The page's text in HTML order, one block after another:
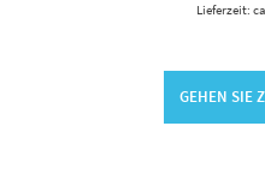
Lieferzeit:
GEHEN SIE